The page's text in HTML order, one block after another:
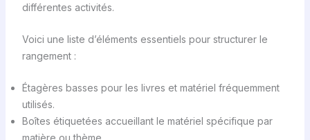
différentes activités.
Voici une liste d’éléments essentiels pour structurer le
rangement :
Étagères basses pour les livres et matériel fréquemment
utilisés.
Boîtes étiquetées accueillant le matériel spécifique par